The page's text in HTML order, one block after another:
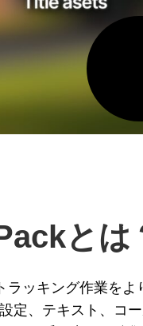
とは
ラッキング作業をよ
定、テキスト、コ